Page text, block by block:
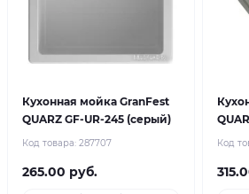
Кухонная мойка GranFest
QUARZ GF-UR-245 (серый)
Код товара: 287707
265.00 руб.
Код